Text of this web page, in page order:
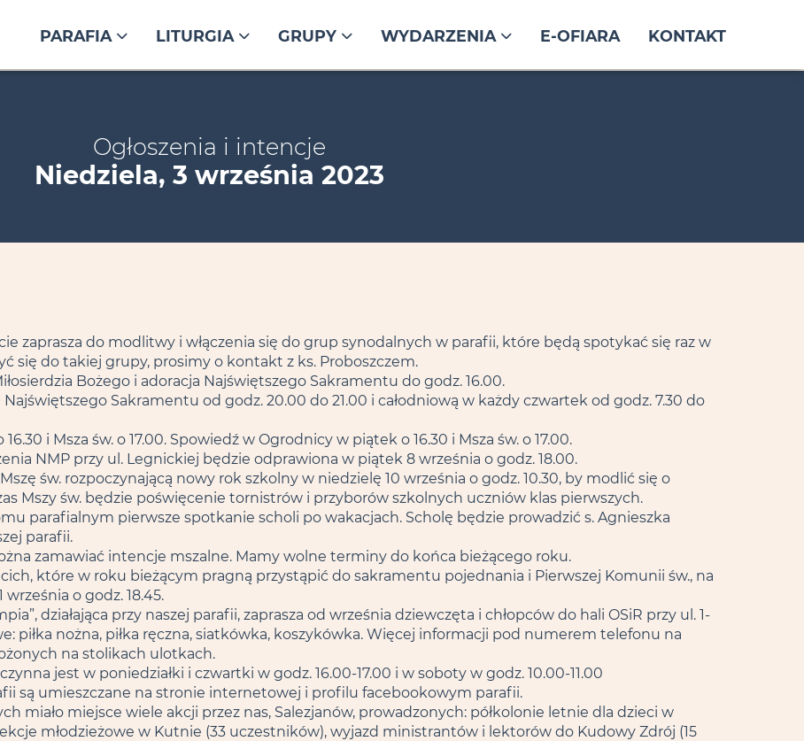
PARAFIA LITURGIA GRUPY WYDARZENIA E-OFIARA KONTAKT
Ogłoszenia i intencje
Niedziela, 3 września 2023
zaprasza do modlitwy i włączenia się do grup synodalnych w parafii, które będą spotykać się raz w
się do takiej grupy, prosimy o kontakt z ks. Proboszczem.
Bożego i adoracja Najświętszego Sakramentu do godz. 16.00.
Sakramentu od godz. 20.00 do 21.00 i całodniową w każdy czwartek od godz. 7.30 do
i Msza św. o 17.00. Spowiedź w Ogrodnicy w piątek o 16.30 i Msza św. o 17.00.
NMP przy ul. Legnickiej będzie odprawiona w piątek 8 września o godz. 18.00.
św. rozpoczynającą nowy rok szkolny w niedzielę 10 września o godz. 10.30, by modlić się o
Mszy św. będzie poświęcenie tornistrów i przyborów szkolnych uczniów klas pierwszych.
parafialnym pierwsze spotkanie scholi po wakacjach. Scholę będzie prowadzić s. Agnieszka
parafii.
zamawiać intencje mszalne. Mamy wolne terminy do końca bieżącego roku.
które w roku bieżącym pragną przystąpić do sakramentu pojednania i Pierwszej Komunii św., na
o godz. 18.45.
działająca przy naszej parafii, zaprasza od września dziewczęta i chłopców do hali OSiR przy ul. 1-
piłka nożna, piłka ręczna, siatkówka, koszykówka. Więcej informacji pod numerem telefonu na
na stolikach ulotkach.
jest w poniedziałki i czwartki w godz. 16.00-17.00 i w soboty w godz. 10.00-11.00
są umieszczane na stronie internetowej i profilu facebookowym parafii.
miało miejsce wiele akcji przez nas, Salezjanów, prowadzonych: półkolonie letnie dla dzieci w
młodzieżowe w Kutnie (33 uczestników), wyjazd ministrantów i lektorów do Kudowy Zdrój (15